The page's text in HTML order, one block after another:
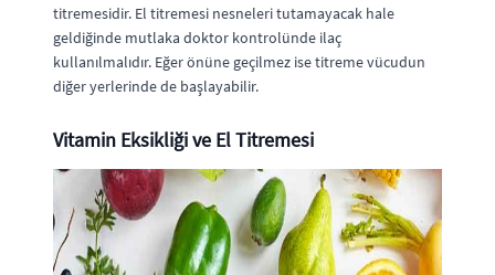
titremesidir. El titremesi nesneleri tutamayacak hale
geldiğinde mutlaka doktor kontrolünde ilaç
kullanılmalıdır. Eğer önüne geçilmez ise titreme vücudun
diğer yerlerinde de başlayabilir.
Vitamin Eksikliği ve El Titremesi